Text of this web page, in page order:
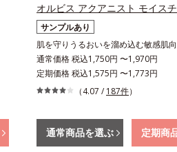
オルビス アクアニスト モイス
サンプルあり
肌を守りうるおいを溜め込む敏感肌
通常価格 税込1,750円 〜1,970円
定期価格 税込1,575円 〜1,773円
（4.07 / 187件）
通常商品を選ぶ 定期商